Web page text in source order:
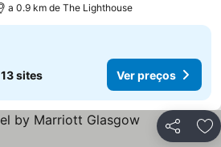
a 0.9 km de The Lighthouse
13 sites Ver preços
Partilhar